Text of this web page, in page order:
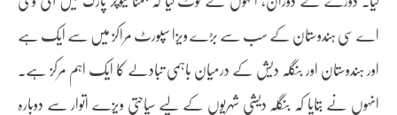
اے سی ہندوستان کے سب سے بڑے ویزا سپورٹ مراکز میں سے ایک ہے
اور ہندوستان اور بنگلہ دیش کے درمیان باہمی تبادلے کا ایک اہم مرکز ہے۔
انہوں نے بتایا کہ بنگلہ دیشی شہریوں کے لیے سیاحتی ویزے اتوار سے دوبارہ